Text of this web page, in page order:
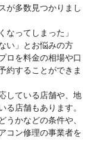
が多数見つかりまし
なってしまった」
い」とお悩みの方
ロを料金の相場や口
約することができま
している店舗や、地
店舗もあります。
かなどの条件や、
コン修理の事業者を